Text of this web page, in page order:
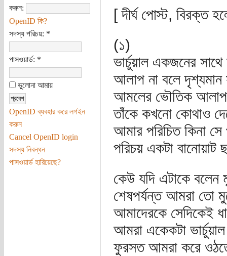
করুন:
OpenID কি?
সদস্য পরিচয়: *
পাসওয়ার্ড: *
ভুলোনা আমায়
OpenID ব্যবহার করে লগইন
করুন
Cancel OpenID login
সদস্য নিবন্ধন
পাসওয়ার্ড হারিয়েছে?
[ দীর্ঘ পোস্ট, বিরক্ত
(১)
ভার্চুয়াল একজনের
আলাপ না বলে দৃশ্যমান
আমলের ভৌতিক আলাপ
তাঁকে কখনো কোথাও
আমার পরিচিত কিনা
পরিচয় একটা বানোয়াট
কেউ যদি এটাকে
শেষপর্যন্ত আমরা তো
আমাদেরকে সেদিকেই
আমরা একেকটা
ফুরসত আমরা করে ওঠতে